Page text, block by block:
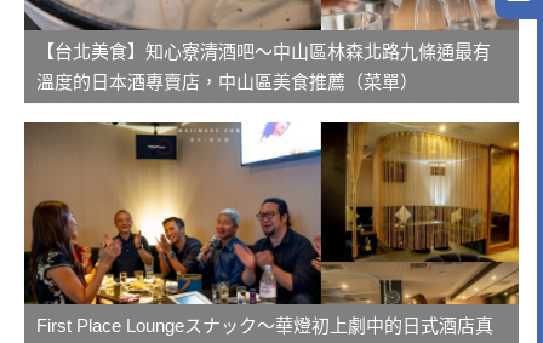
【台北美食】知心寮清酒吧～中山區林森北路九條通最有
溫度的日本酒專賣店，中山區美食推薦（菜單）
First Place Loungeスナック～華燈初上劇中的日式酒店真